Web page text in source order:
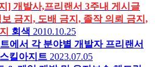
] 개발사,프리랜서 3주내 게시글
금지, 도배 금지, 졸작 의뢰 금지,
회색 2010.10.25
에서 각 분야별 개발자 프리랜서
스킬아지트 2023.07.05